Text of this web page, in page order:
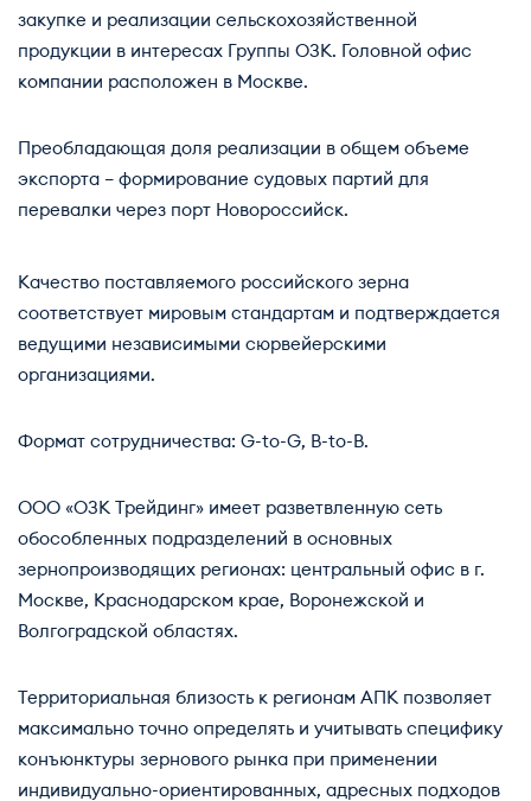
закупке и реализации сельскохозяйственной
продукции в интересах Группы ОЗК. Головной офис
компании расположен в Москве.
Преобладающая доля реализации в общем объеме
экспорта – формирование судовых партий для
перевалки через порт Новороссийск.
Качество поставляемого российского зерна
соответствует мировым стандартам и подтверждается
ведущими независимыми сюрвейерскими
организациями.
Формат сотрудничества: G-to-G, B-to-B.
ООО «ОЗК Трейдинг» имеет разветвленную сеть
обособленных подразделений в основных
зернопроизводящих регионах: центральный офис в г.
Москве, Краснодарском крае, Воронежской и
Волгоградской областях.
Территориальная близость к регионам АПК позволяет
максимально точно определять и учитывать специфику
конъюнктуры зернового рынка при применении
индивидуально-ориентированных, адресных подходов